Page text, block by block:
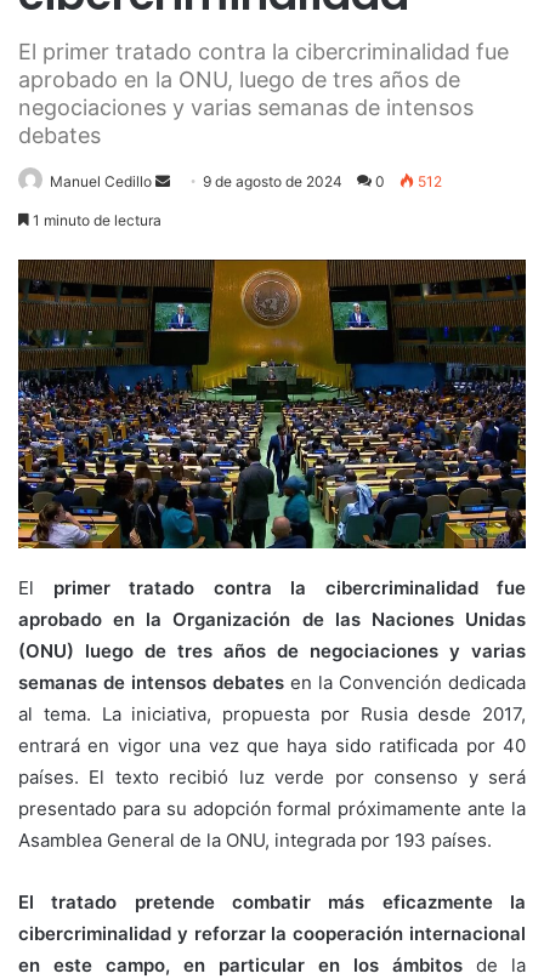
El primer tratado contra la cibercriminalidad fue
aprobado en la ONU, luego de tres años de
negociaciones y varias semanas de intensos
debates
Manuel Cedillo
Send9 de agosto de 2024 0 512
1 minuto de lectura
El primer tratado contra la cibercriminalidad fue
aprobado en la Organización de las Naciones Unidas
(ONU) luego de tres años de negociaciones y varias
semanas de intensos debates en la Convención dedicada
al tema. La iniciativa, propuesta por Rusia desde 2017,
entrará en vigor una vez que haya sido ratificada por 40
países. El texto recibió luz verde por consenso y será
presentado para su adopción formal próximamente ante la
Asamblea General de la ONU, integrada por 193 países.
El tratado pretende combatir más eficazmente la
cibercriminalidad y reforzar la cooperación internacional
en este campo, en particular en los ámbitos de la